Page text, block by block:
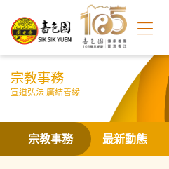
宗教事務
宣道弘法 廣結善緣
宗教事務 最新動態